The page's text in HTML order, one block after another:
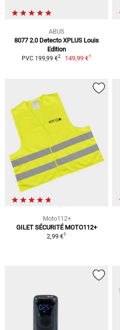
ABUS
8077 2.0 Detecto XPLUS Louis
Edition
PVC 199,99 €2 149,99 €1
Moto112+
GILET SÉCURITÉ MOTO112+
2,99 €1